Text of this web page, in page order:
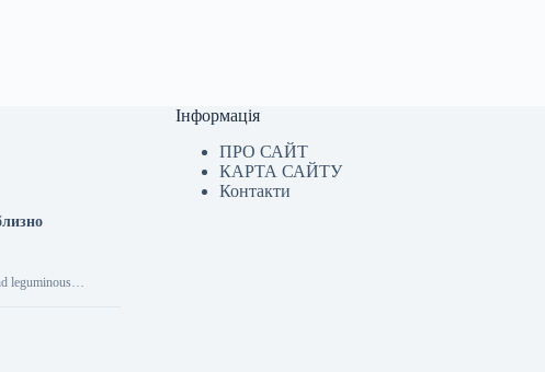
leguminous…
Інформація
ПРО САЙТ
КАРТА САЙТУ
Контакти